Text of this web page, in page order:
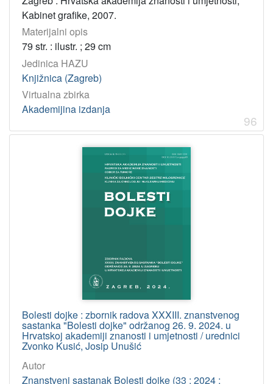
Kabinet grafike, 2007.
Materijalni opis
79 str. : ilustr. ; 29 cm
Jedinica HAZU
Knjižnica (Zagreb)
Virtualna zbirka
Akademijina izdanja
96
Bolesti dojke : zbornik radova XXXIII. znanstvenog
sastanka "Bolesti dojke" održanog 26. 9. 2024. u
Hrvatskoj akademiji znanosti i umjetnosti / urednici
Zvonko Kusić, Josip Unušić
Autor
Znanstveni sastanak Bolesti dojke (33 ; 2024 ;